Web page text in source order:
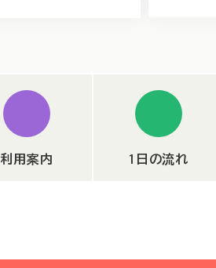
利用案内 1日の流れ